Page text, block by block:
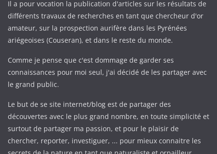
Il a pour vocation la publication d'articles sur les résultats de
différents travaux de recherches en tant que chercheur d'or
amateur, sur la prospection aurifère dans les Pyrénées
ariégeoises (Couseran), et dans le reste du monde.
Comme je pense que c'est dommage de garder ses
connaissances pour moi seul, j'ai décidé de les partager avec
le grand public.
Le but de se site internet/blog est de partager des
découvertes avec le plus grand nombre, en toute simplicité et
surtout de partager ma passion, et pour le plaisir de
chercher, reporter, investiguer, ... pour mieux connaitre les